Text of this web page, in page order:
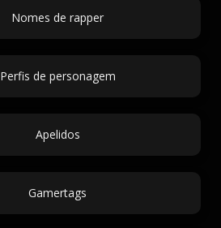
Nomes de rapper
Perfis de personagem
Apelidos
Gamertags